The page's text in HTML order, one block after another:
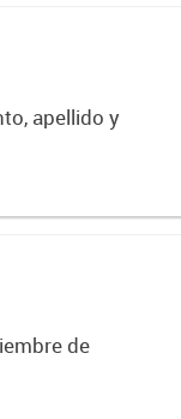
apellido y
de